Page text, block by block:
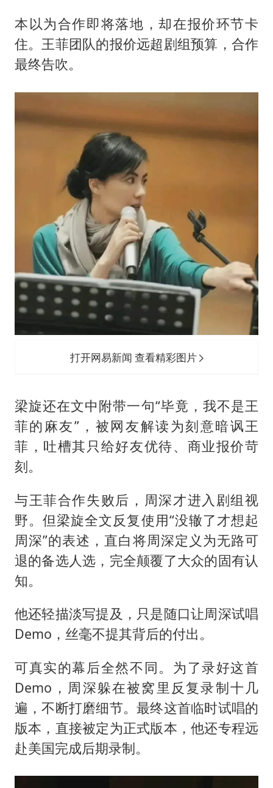
本以为合作即将落地，却在报价环节卡
住。王菲团队的报价远超剧组预算，合作
最终告吹。
打开网易新闻 查看精彩图片
梁旋还在文中附带一句“毕竟，我不是王
菲的麻友”，被网友解读为刻意暗讽王
菲，吐槽其只给好友优待、商业报价苛
刻。
与王菲合作失败后，周深才进入剧组视
野。但梁旋全文反复使用“没辙了才想起
周深”的表述，直白将周深定义为无路可
退的备选人选，完全颠覆了大众的固有认
知。
他还轻描淡写提及，只是随口让周深试唱
Demo，丝毫不提其背后的付出。
可真实的幕后全然不同。为了录好这首
Demo，周深躲在被窝里反复录制十几
遍，不断打磨细节。最终这首临时试唱的
版本，直接被定为正式版本，他还专程远
赴美国完成后期录制。